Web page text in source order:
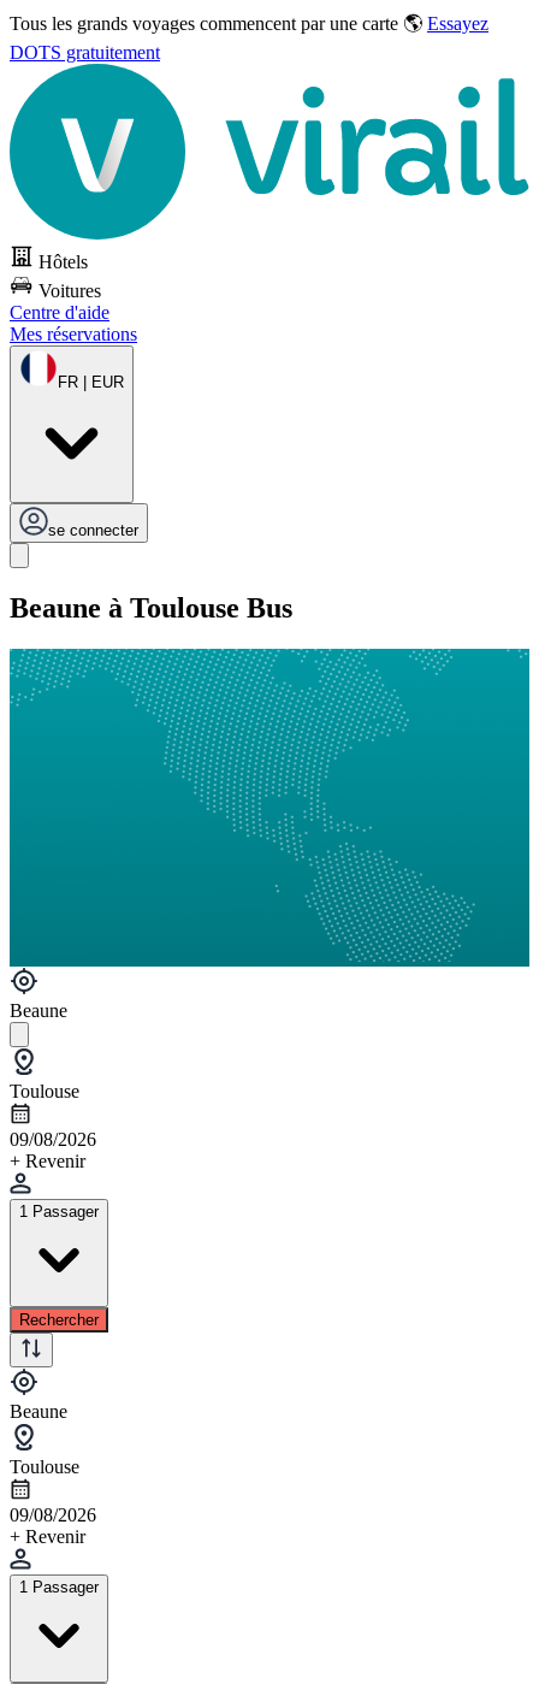
Tous les grands voyages commencent par une carte 🌎 Essayez
DOTS gratuitement
Hôtels
Voitures
Centre d'aide
Mes réservations
FR | EUR
se connecter
Beaune à Toulouse Bus
Beaune
Toulouse
09/08/2026
+ Revenir
1 Passager
Rechercher
Beaune
Toulouse
09/08/2026
+ Revenir
1 Passager